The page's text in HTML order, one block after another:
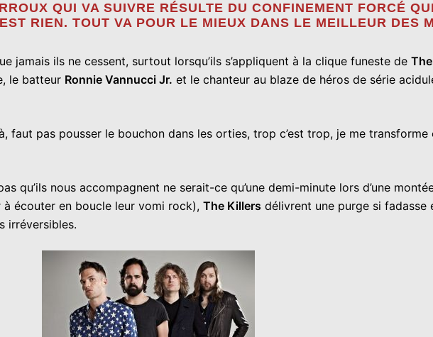
QUI VA SUIVRE RÉSULTE DU CONFINEMENT FORCÉ
RIEN. TOUT VA POUR LE MIEUX DANS LE MEILLEUR DES
jamais ils ne cessent, surtout lorsqu’ils s’appliquent à la clique funeste de
le batteur Ronnie Vannucci Jr. et le chanteur au blaze de héros de série
faut pas pousser le bouchon dans les orties, trop c’est trop, je me transforme
qu’ils nous accompagnent ne serait-ce qu’une demi-minute lors d’une
écouter en boucle leur vomi rock), The Killers délivrent une purge si fadasse
irréversibles.